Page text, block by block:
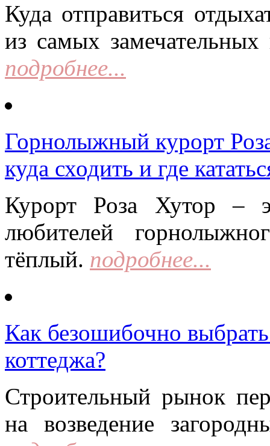
Куда отправиться
из самых замечательных
подробнее...
Горнолыжный курорт
куда сходить и где
Курорт Роза Хутор –
любителей
тёплый. подробнее...
Как безошибочно
коттеджа?
Строительный рынок
на возведение